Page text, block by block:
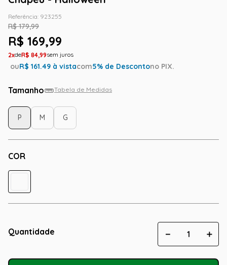
Referência: 923255
R$ 179,99
R$ 169,99
2 R$ 84,99
ouR$ 161.49 à vistacom5% de Descontono PIX.
Tamanho Tabela de Medidas
COR
P M G
Quantidade ＋
－